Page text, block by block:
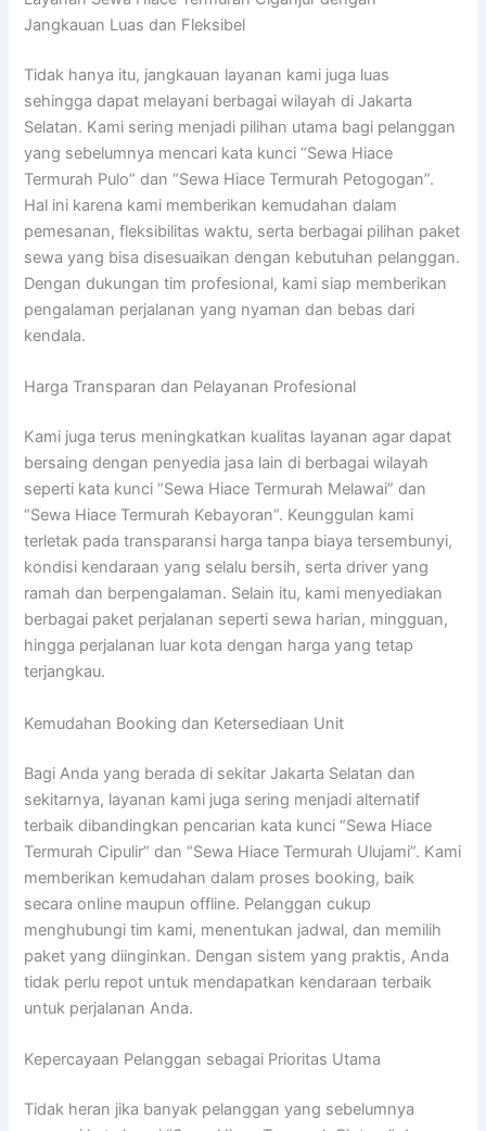
Jangkauan Luas dan Fleksibel
Tidak hanya itu, jangkauan layanan kami juga luas
sehingga dapat melayani berbagai wilayah di Jakarta
Selatan. Kami sering menjadi pilihan utama bagi pelanggan
yang sebelumnya mencari kata kunci “Sewa Hiace
Termurah Pulo” dan “Sewa Hiace Termurah Petogogan”.
Hal ini karena kami memberikan kemudahan dalam
pemesanan, fleksibilitas waktu, serta berbagai pilihan paket
sewa yang bisa disesuaikan dengan kebutuhan pelanggan.
Dengan dukungan tim profesional, kami siap memberikan
pengalaman perjalanan yang nyaman dan bebas dari
kendala.
Harga Transparan dan Pelayanan Profesional
Kami juga terus meningkatkan kualitas layanan agar dapat
bersaing dengan penyedia jasa lain di berbagai wilayah
seperti kata kunci “Sewa Hiace Termurah Melawai” dan
“Sewa Hiace Termurah Kebayoran”. Keunggulan kami
terletak pada transparansi harga tanpa biaya tersembunyi,
kondisi kendaraan yang selalu bersih, serta driver yang
ramah dan berpengalaman. Selain itu, kami menyediakan
berbagai paket perjalanan seperti sewa harian, mingguan,
hingga perjalanan luar kota dengan harga yang tetap
terjangkau.
Kemudahan Booking dan Ketersediaan Unit
Bagi Anda yang berada di sekitar Jakarta Selatan dan
sekitarnya, layanan kami juga sering menjadi alternatif
terbaik dibandingkan pencarian kata kunci “Sewa Hiace
Termurah Cipulir” dan “Sewa Hiace Termurah Ulujami”. Kami
memberikan kemudahan dalam proses booking, baik
secara online maupun offline. Pelanggan cukup
menghubungi tim kami, menentukan jadwal, dan memilih
paket yang diinginkan. Dengan sistem yang praktis, Anda
tidak perlu repot untuk mendapatkan kendaraan terbaik
untuk perjalanan Anda.
Kepercayaan Pelanggan sebagai Prioritas Utama
Tidak heran jika banyak pelanggan yang sebelumnya